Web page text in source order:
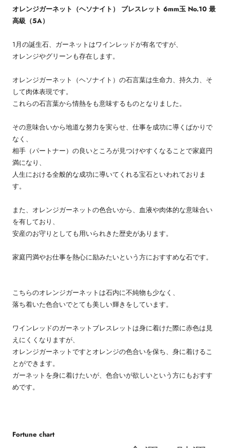
オレンジガーネット（ヘソナイト） ブレスレット 6mm玉 No.10 最
高級（5A）
1月の誕生石、ガーネットはワインレッドが有名ですが、
オレンジやグリーンも存在します。
オレンジガーネット（ヘソナイト）の石言葉は生命力、持久力、そ
して肉体表現です。
これらの石言葉から情熱をも意味するものとなりました。
その意味合いから地道な努力を実らせ、仕事を成功に導くばかりで
なく、
相手（パートナー）の良いところが見つけやすくなることで家庭円
満になり、
人生における全般的な成功に導いてくれる宝石といわれておりま
す。
また、オレンジガーネットの色合いから、血液や肉体的な意味合い
を有しており、
安産のお守りとしても用いられきた歴史があります。
家庭円満やお仕事を熱心に励みたいという方におすすめな石です。
こちらのオレンジガーネットは石内に不純物も少なく、
落ち着いた色合いでとても美しい輝きをしています。
ワインレッドのガーネットブレスレットは身に着けた際に赤色は見
えにくくなりますが、
オレンジガーネットですとオレンジの色合いを保ち、身に着けるこ
とができます。
ガーネットを身に着けたいが、色合いが欲しいという方にもおすす
めです。
Fortune chart